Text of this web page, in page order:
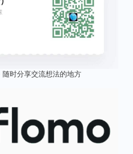
时分享交流想法的地方